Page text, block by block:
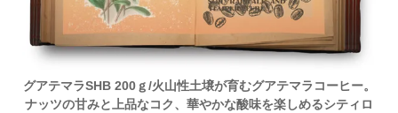
グアテマラSHB 200ｇ/火山性土壌が育むグアテマラコーヒー。
ナッツの甘みと上品なコク、華やかな酸味を楽しめるシティロ